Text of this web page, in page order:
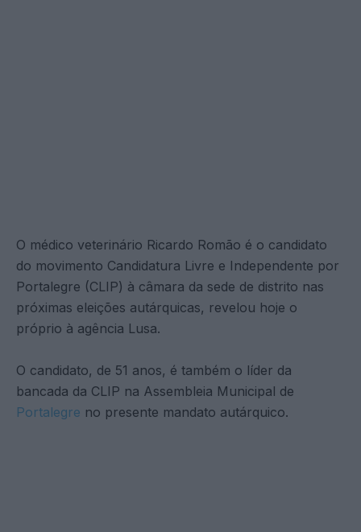
O médico veterinário Ricardo Romão é o candidato
do movimento Candidatura Livre e Independente por
Portalegre (CLIP) à câmara da sede de distrito nas
próximas eleições autárquicas, revelou hoje o
próprio à agência Lusa.
O candidato, de 51 anos, é também o líder da
bancada da CLIP na Assembleia Municipal de
Portalegre no presente mandato autárquico.